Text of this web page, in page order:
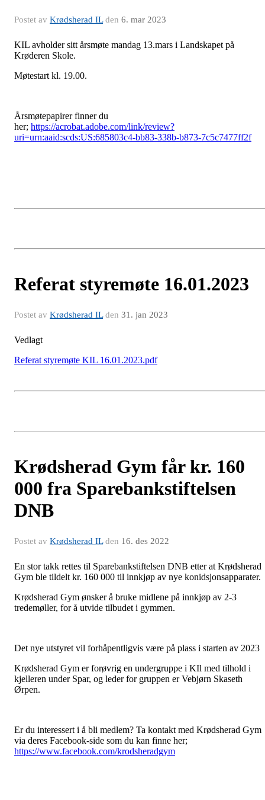
Postet av Krødsherad ILden 6. mar 2023
KIL avholder sitt årsmøte mandag 13.mars i Landskapet på
Krøderen Skole.
Møtestart kl. 19.00.
Årsmøtepapirer finner du
her; https://acrobat.adobe.com/link/review?
uri=urn:aaid:scds:US:685803c4-bb83-338b-b873-7c5c7477ff2f
Referat styremøte 16.01.2023
Postet av Krødsherad ILden 31. jan 2023
Vedlagt
Referat styremøte KIL 16.01.2023.pdf
Krødsherad Gym får kr. 160
000 fra Sparebankstiftelsen
DNB
Postet av Krødsherad ILden 16. des 2022
En stor takk rettes til Sparebankstiftelsen DNB etter at Krødsherad
Gym ble tildelt kr. 160 000 til innkjøp av nye konidsjonsapparater.
Krødsherad Gym ønsker å bruke midlene på innkjøp av 2-3
tredemøller, for å utvide tilbudet i gymmen.
Det nye utstyret vil forhåpentligvis være på plass i starten av 2023
Krødsherad Gym er forøvrig en undergruppe i KIl med tilhold i
kjelleren under Spar, og leder for gruppen er Vebjørn Skaseth
Ørpen.
Er du interessert i å bli medlem? Ta kontakt med Krødsherad Gym
via deres Facebook-side som du kan finne her;
https://www.facebook.com/krodsheradgym